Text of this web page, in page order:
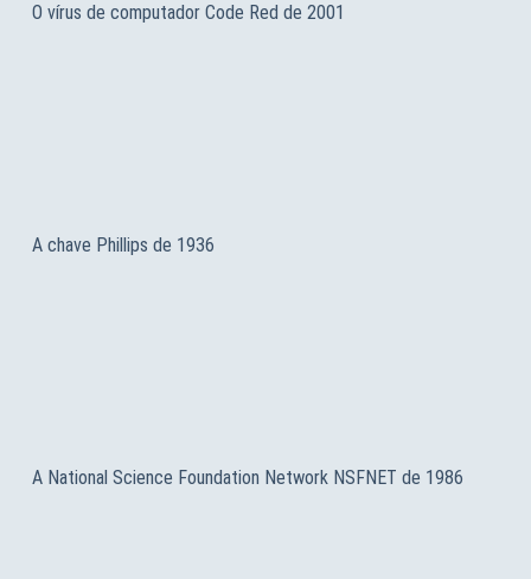
O vírus de computador Code Red de 2001
A chave Phillips de 1936
A National Science Foundation Network NSFNET de 1986